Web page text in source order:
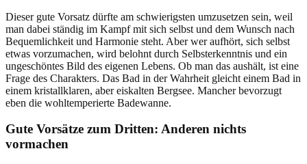
Dieser gute Vorsatz dürfte am schwierigsten umzusetzen sein, weil
man dabei ständig im Kampf mit sich selbst und dem Wunsch nach
Bequemlichkeit und Harmonie steht. Aber wer aufhört, sich selbst
etwas vorzumachen, wird belohnt durch Selbsterkenntnis und ein
ungeschöntes Bild des eigenen Lebens. Ob man das aushält, ist eine
Frage des Charakters. Das Bad in der Wahrheit gleicht einem Bad in
einem kristallklaren, aber eiskalten Bergsee. Mancher bevorzugt
eben die wohltemperierte Badewanne.
Gute Vorsätze zum Dritten: Anderen nichts
vormachen